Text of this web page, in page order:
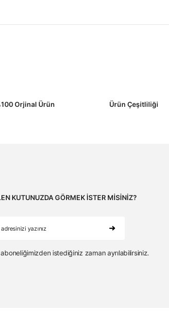
Orjinal Ürün Ürün Çeşitliliği
KUTUNUZDA GÖRMEK İSTER MİSİNİZ?
istediğiniz zaman ayrılabilirsiniz.